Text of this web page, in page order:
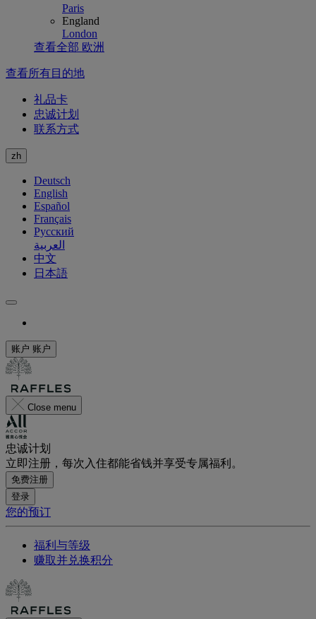
Paris
England
London
查看全部 欧洲
查看所有目的地
礼品卡
忠诚计划
联系方式
zh
Deutsch
English
Español
Français
Русский
العربية
中文
日本語
账户 账户
Close menu
忠诚计划
立即注册，每次入住都能省钱并享受专属福利。
免费注册
登录
您的预订
福利与等级
赚取并兑换积分